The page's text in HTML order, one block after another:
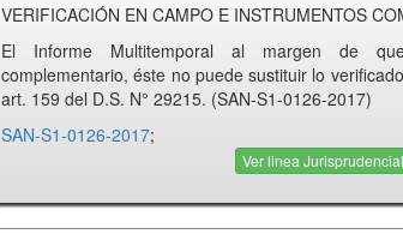
VERIFICACIÓN EN CAMPO E INSTRUMENTOS
El Informe Multitemporal al margen de
complementario, éste no puede sustituir lo
art. 159 del D.S. N° 29215. (SAN-S1-0126-2017)
SAN-S1-0126-2017;
Ver linea Jurisprudencial